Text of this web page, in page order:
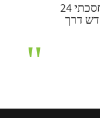
ובמחיר הכי טוב בשוק . חסכתי 24
דרך